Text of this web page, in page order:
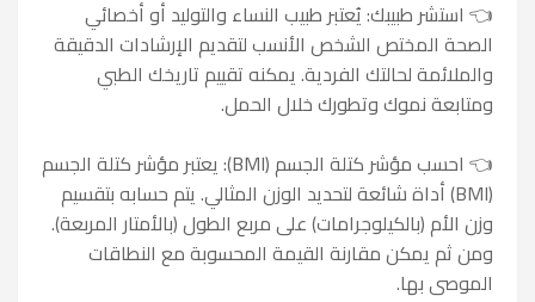
👈 استشر طبيبك: يُعتبر طبيب النساء والتوليد أو أخصائي
الصحة المختص الشخص الأنسب لتقديم الإرشادات الدقيقة
والملائمة لحالتك الفردية. يمكنه تقييم تاريخك الطبي
ومتابعة نموك وتطورك خلال الحمل.
👈 احسب مؤشر كتلة الجسم (BMI): يعتبر مؤشر كتلة الجسم
(BMI) أداة شائعة لتحديد الوزن المثالي. يتم حسابه بتقسيم
وزن الأم (بالكيلوجرامات) على مربع الطول (بالأمتار المربعة).
ومن ثم يمكن مقارنة القيمة المحسوبة مع النطاقات
الموصى بها.